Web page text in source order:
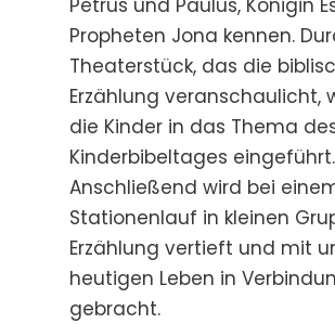
Petrus und Paulus, Königin
Propheten Jona kennen.
Theaterstück, das die
Erzählung veranschaulicht,
die Kinder in das Thema
Kinderbibeltages eingeführt.
Anschließend wird bei
Stationenlauf in kleinen
Erzählung vertieft und mit
heutigen Leben in
gebracht.